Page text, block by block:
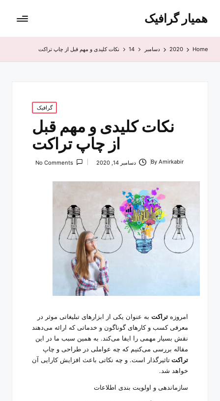
همیار گرافیک
Home
2020 دسامبر 14 نکات کلیدی و مهم قبل از چاپ تراکت
Posted
in
گرافیک
نکات کلیدی و مهم قبل
از چاپ تراکت
Posted
ByAmirkabir دسامبر 14, 2020 No Comments
امروزه تراکت به عنوان یکی از ابزارهای تبلیغاتی موثر در
معرفی کسب و کارهای گوناگون و خدماتی که ارائه می‌دهند
نقش بسیار مهمی را ایفا می‌کند. به همین سبب ما در این
مقاله بررسی می‌کنیم که چه عواملی در طراحی و چاپ
تراکت تاثیر‌گذار است. و چه نکاتی باعث افزایش کارایی آن
خواهد شد.
سازماندهی و اولویت بندی اطلاعات